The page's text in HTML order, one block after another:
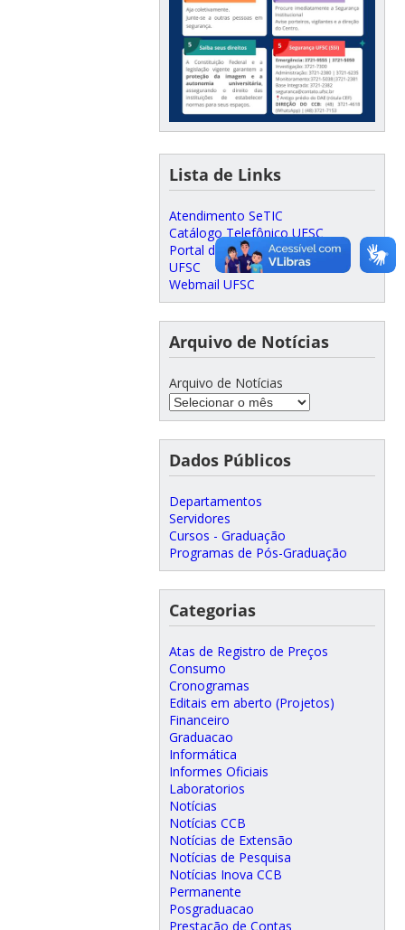
Lista de Links
Atendimento SeTIC
Catálogo Telefônico UFSC
Portal do Servidor
UFSC
Webmail UFSC
Arquivo de Notícias
Arquivo de Notícias
Dados Públicos
Departamentos
Servidores
Cursos - Graduação
Programas de Pós-Graduação
Categorias
Atas de Registro de Preços
Consumo
Cronogramas
Editais em aberto (Projetos)
Financeiro
Graduacao
Informática
Informes Oficiais
Laboratorios
Notícias
Notícias CCB
Notícias de Extensão
Notícias de Pesquisa
Notícias Inova CCB
Permanente
Posgraduacao
Prestação de Contas